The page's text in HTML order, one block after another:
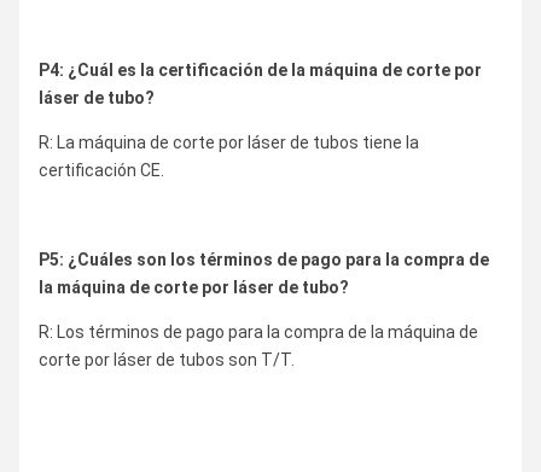
P4: ¿Cuál es la certificación de la máquina de corte por
láser de tubo?
R: La máquina de corte por láser de tubos tiene la
certificación CE.
P5: ¿Cuáles son los términos de pago para la compra de
la máquina de corte por láser de tubo?
R: Los términos de pago para la compra de la máquina de
corte por láser de tubos son T/T.